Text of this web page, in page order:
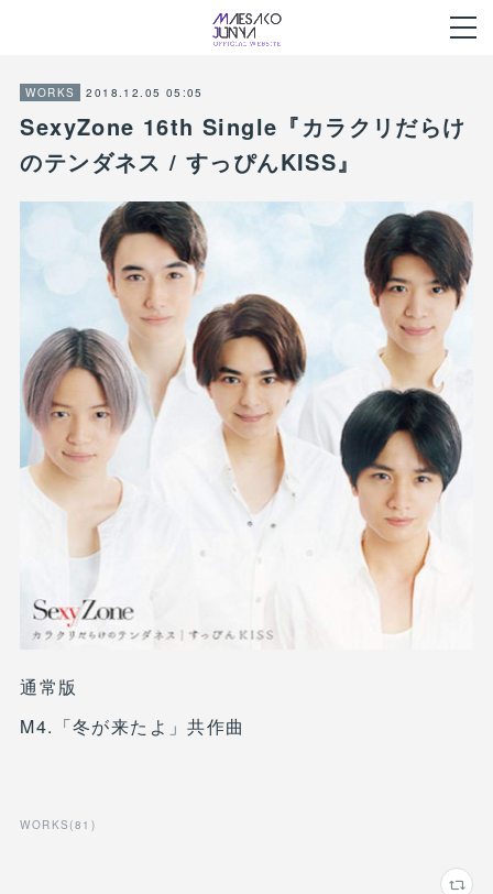
WORKS 2018.12.05 05:05
SexyZone 16th Single『カラクリだらけ
のテンダネス / すっぴんKISS』
通常版
M4.「冬が来たよ」共作曲
WORKS (81 )